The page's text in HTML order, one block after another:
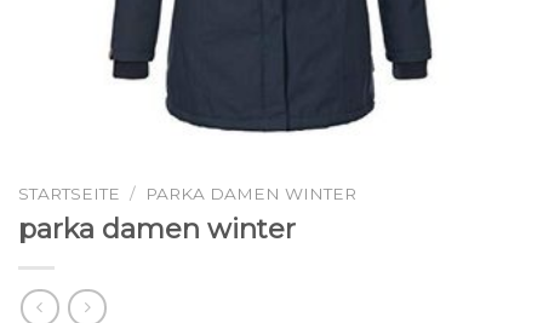
STARTSEITE / PARKA DAMEN WINTER
parka damen winter